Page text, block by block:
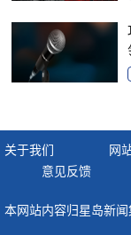
关于我们 网
意见反馈
本网站内容归星岛新